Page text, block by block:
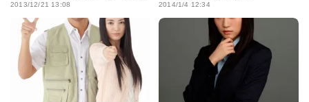
2013/12/21 13:08 2014/1/4 12:34